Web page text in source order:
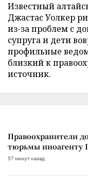
Известный
Джастас Уолкер
из-за проблем с
супруга и дети
профильные
близкий к
источник.
Правоохранители
тюрьмы иноагенту
57 минут назад